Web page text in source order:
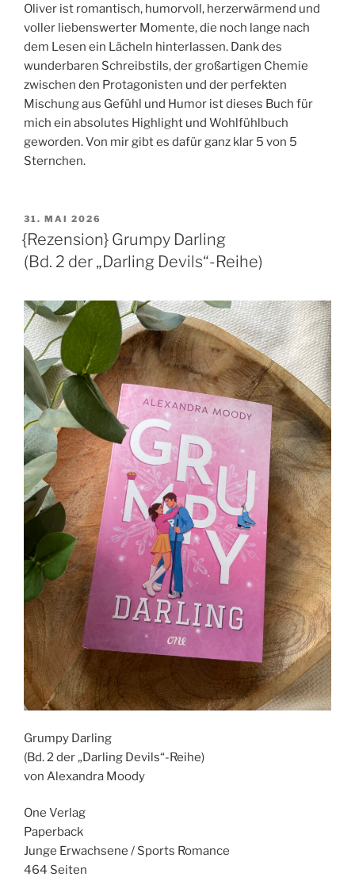
Oliver ist romantisch, humorvoll, herzerwärmend und
voller liebenswerter Momente, die noch lange nach
dem Lesen ein Lächeln hinterlassen. Dank des
wunderbaren Schreibstils, der großartigen Chemie
zwischen den Protagonisten und der perfekten
Mischung aus Gefühl und Humor ist dieses Buch für
mich ein absolutes Highlight und Wohlfühlbuch
geworden. Von mir gibt es dafür ganz klar 5 von 5
Sternchen.
VERÖFFENTLICHT
AM
31. MAI 2026
{Rezension} Grumpy Darling
(Bd. 2 der „Darling Devils“-Reihe)
Grumpy Darling
(Bd. 2 der „Darling Devils“-Reihe)
von Alexandra Moody
One Verlag
Paperback
Junge Erwachsene / Sports Romance
464 Seiten